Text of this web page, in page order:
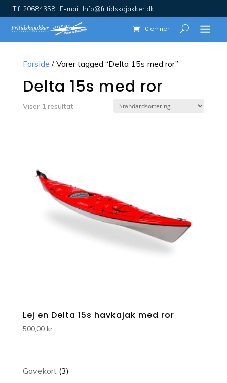
Tlf. 20684358 E-mail. Info@fritidskajakker.dk
0 emner
Forside / Varer tagged “Delta 15s med ror”
Delta 15s med ror
Viser 1 resultat
Lej en Delta 15s havkajak med ror
500,00 kr.
Gavekort 33